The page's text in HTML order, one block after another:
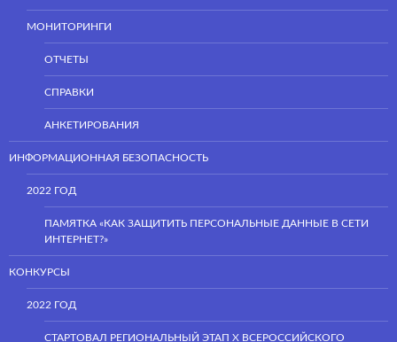
МОНИТОРИНГИ
ОТЧЕТЫ
СПРАВКИ
АНКЕТИРОВАНИЯ
ИНФОРМАЦИОННАЯ БЕЗОПАСНОСТЬ
2022 ГОД
ПАМЯТКА «КАК ЗАЩИТИТЬ ПЕРСОНАЛЬНЫЕ ДАННЫЕ В СЕТИ
ИНТЕРНЕТ?»
КОНКУРСЫ
2022 ГОД
СТАРТОВАЛ РЕГИОНАЛЬНЫЙ ЭТАП Х ВСЕРОССИЙСКОГО